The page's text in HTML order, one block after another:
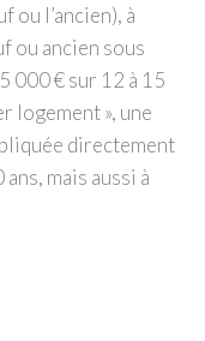
ou l’ancien), à
ou ancien sous
000 € sur 12 à 15
logement », une
directement
mais aussi à